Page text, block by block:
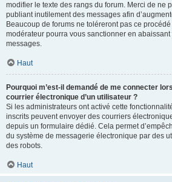
modifier le texte des rangs du forum. Merci de ne
publiant inutilement des messages afin
Beaucoup de forums ne toléreront pas ce
modérateur pourra vous sanctionner en abaissant
messages.
Haut
Pourquoi m’est-il demandé de me connecter
courrier électronique d’un utilisateur ?
Si les administrateurs ont activé cette
inscrits peuvent envoyer des courriers
depuis un formulaire dédié. Cela permet
du système de messagerie électronique par des
des robots.
Haut